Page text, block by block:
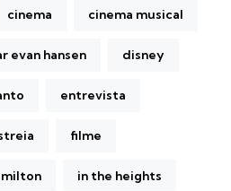
cinema cinema musical
evan hansen disney
entrevista
filme
in the heights